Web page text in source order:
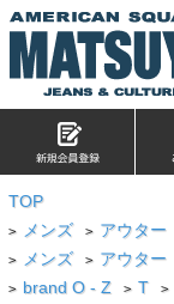
TOP
> メンズ > アウター
> メンズ > アウター
> brand O - Z > T >